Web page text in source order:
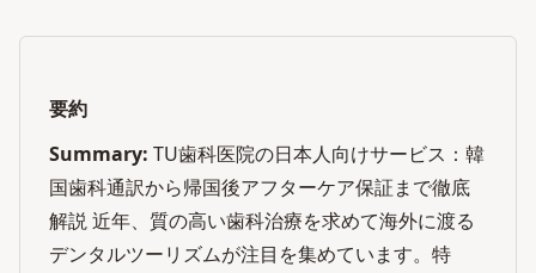
要約
Summary: TU歯科医院の日本人向けサービス：韓
国歯科通訳から帰国後アフターケア保証まで徹底
解説 近年、質の高い歯科治療を求めて海外に渡る
デンタルツーリズムが注目を集めています。特